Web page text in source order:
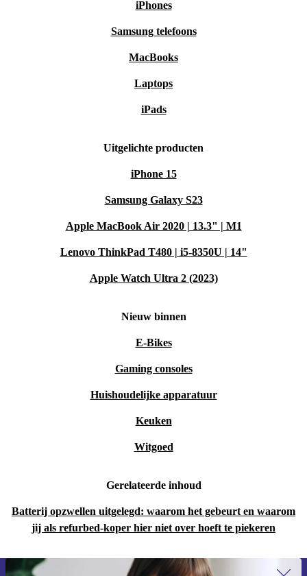
iPhones
Samsung telefoons
MacBooks
Laptops
iPads
Uitgelichte producten
iPhone 15
Samsung Galaxy S23
Apple MacBook Air 2020 | 13.3" | M1
Lenovo ThinkPad T480 | i5-8350U | 14"
Apple Watch Ultra 2 (2023)
Nieuw binnen
E-Bikes
Gaming consoles
Huishoudelijke apparatuur
Keuken
Witgoed
Gerelateerde inhoud
Batterij opzwellen uitgelegd: waarom het gebeurt en waarom
jij als refurbed-koper hier niet over hoeft te piekeren